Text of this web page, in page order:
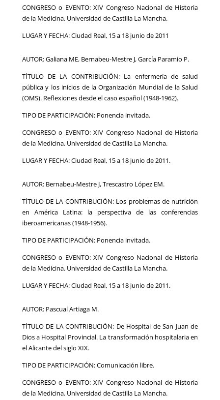
CONGRESO o EVENTO: XIV Congreso Nacional de Historia
de la Medicina. Universidad de Castilla La Mancha.
LUGAR Y FECHA: Ciudad Real, 15 a 18 junio de 2011
AUTOR: Galiana ME, Bernabeu-Mestre J, García Paramio P.
TÍTULO DE LA CONTRIBUCIÓN: La enfermería de salud
pública y los inicios de la Organización Mundial de la Salud
(OMS). Reflexiones desde el caso español (1948-1962).
TIPO DE PARTICIPACIÓN: Ponencia invitada.
CONGRESO o EVENTO: XIV Congreso Nacional de Historia
de la Medicina. Universidad de Castilla La Mancha.
LUGAR Y FECHA: Ciudad Real, 15 a 18 junio de 2011.
AUTOR: Bernabeu-Mestre J, Trescastro López EM.
TÍTULO DE LA CONTRIBUCIÓN: Los problemas de nutrición
en América Latina: la perspectiva de las conferencias
iberoamericanas (1948-1956).
TIPO DE PARTICIPACIÓN: Ponencia invitada.
CONGRESO o EVENTO: XIV Congreso Nacional de Historia
de la Medicina. Universidad de Castilla La Mancha.
LUGAR Y FECHA: Ciudad Real, 15 a 18 junio de 2011.
AUTOR: Pascual Artiaga M.
TÍTULO DE LA CONTRIBUCIÓN: De Hospital de San Juan de
Dios a Hospital Provincial. La transformación hospitalaria en
el Alicante del siglo XIX.
TIPO DE PARTICIPACIÓN: Comunicación libre.
CONGRESO o EVENTO: XIV Congreso Nacional de Historia
de la Medicina. Universidad de Castilla La Mancha.